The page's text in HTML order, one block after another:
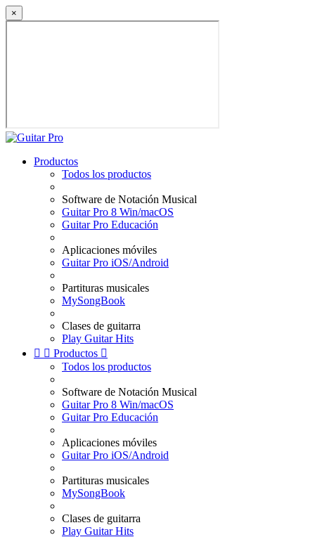
×
Productos
Todos los productos
Software de Notación Musical
Guitar Pro 8 Win/macOS
Guitar Pro Educación
Aplicaciones móviles
Guitar Pro iOS/Android
Partituras musicales
MySongBook
Clases de guitarra
Play Guitar Hits
  Productos 
Todos los productos
Software de Notación Musical
Guitar Pro 8 Win/macOS
Guitar Pro Educación
Aplicaciones móviles
Guitar Pro iOS/Android
Partituras musicales
MySongBook
Clases de guitarra
Play Guitar Hits